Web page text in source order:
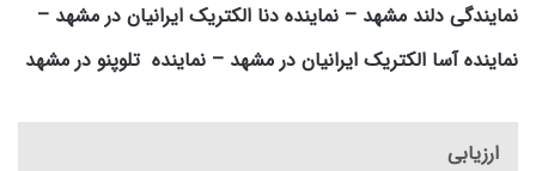
نمایندگی دلند مشهد – نماینده دنا الکتریک ایرانیان در مشهد –
نماینده آسا الکتریک ایرانیان در مشهد – نماینده تلوپنو در مشهد
ارزیابی